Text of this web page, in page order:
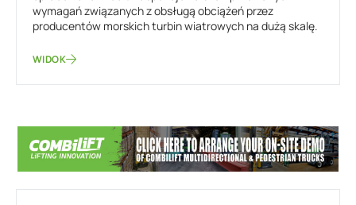
wymagań związanych z obsługą obciążeń przez
producentów morskich turbin wiatrowych na dużą skalę.
WIDOK